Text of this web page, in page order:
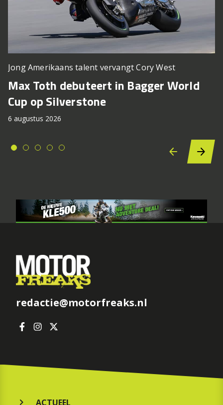
Jong Amerikaans talent vervangt Cory West
Max Toth debuteert in Bagger World
Cup op Silverstone
6 augustus 2026
redactie@motorfreaks.nl
ACTUEEL